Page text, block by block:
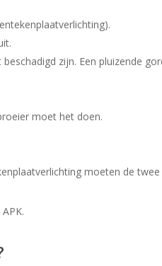
zijn. Een pluizende
moet het doen.
moeten de